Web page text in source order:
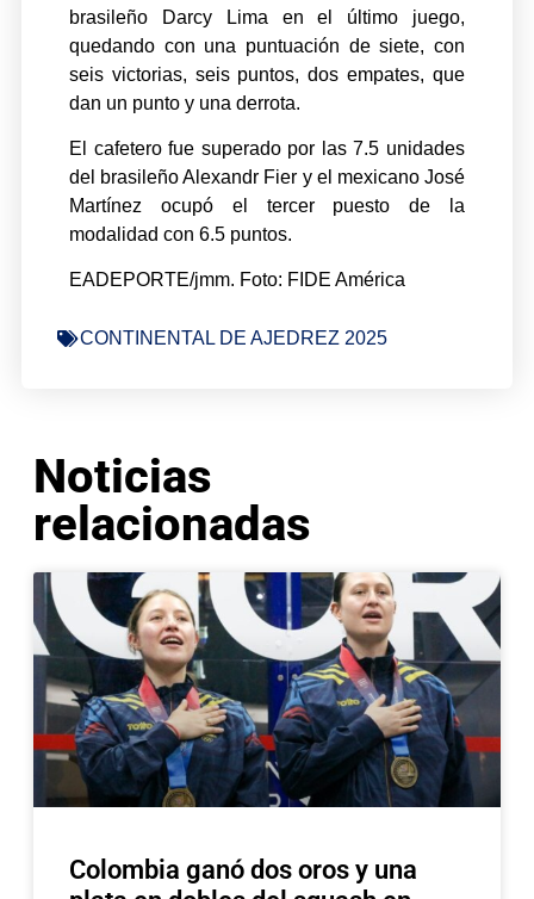
brasileño Darcy Lima en el último juego,
quedando con una puntuación de siete, con
seis victorias, seis puntos, dos empates, que
dan un punto y una derrota.
El cafetero fue superado por las 7.5 unidades
del brasileño Alexandr Fier y el mexicano José
Martínez ocupó el tercer puesto de la
modalidad con 6.5 puntos.
EADEPORTE/jmm. Foto: FIDE América
CONTINENTAL DE AJEDREZ 2025
Noticias
relacionadas
Colombia ganó dos oros y una